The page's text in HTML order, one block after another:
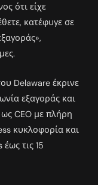
ότι είχε
κατέφυγε σε
Delaware έκρινε
εξαγοράς και
CEO με πλήρη
κυκλοφορία και
τις 15